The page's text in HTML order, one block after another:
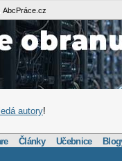
AbcPráce.cz
autory!
Články Učebnice